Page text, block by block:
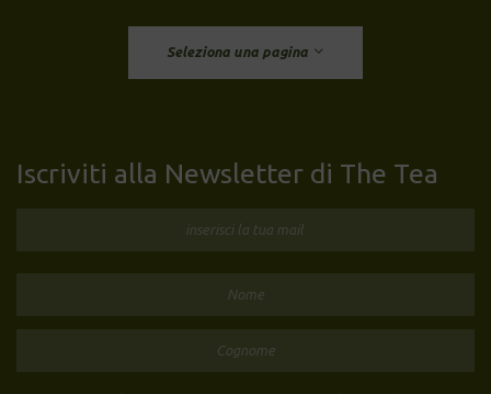
Seleziona una pagina
Iscriviti alla Newsletter di The Tea